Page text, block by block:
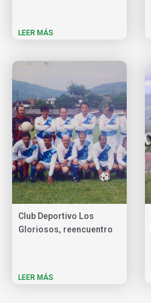
LEER MÁS
Club Deportivo Los
Gloriosos, reencuentro
LEER MÁS